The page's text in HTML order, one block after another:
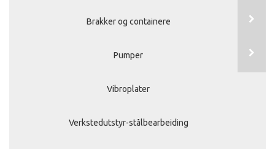
Brakker og containere
Pumper
Vibroplater
Verkstedutstyr-stålbearbeiding